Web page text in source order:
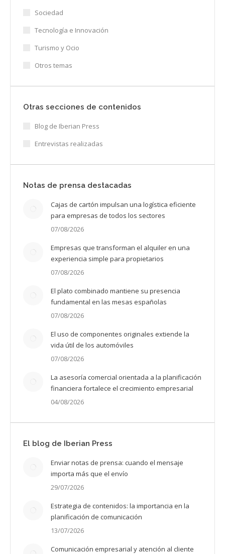
Sociedad
Tecnología e Innovación
Turismo y Ocio
Otros temas
Otras secciones de contenidos
Blog de Iberian Press
Entrevistas realizadas
Notas de prensa destacadas
Cajas de cartón impulsan una logística eficiente
para empresas de todos los sectores
07/08/2026
Empresas que transforman el alquiler en una
experiencia simple para propietarios
07/08/2026
El plato combinado mantiene su presencia
fundamental en las mesas españolas
07/08/2026
El uso de componentes originales extiende la
vida útil de los automóviles
07/08/2026
La asesoría comercial orientada a la planificación
financiera fortalece el crecimiento empresarial
04/08/2026
El blog de Iberian Press
Enviar notas de prensa: cuando el mensaje
importa más que el envío
29/07/2026
Estrategia de contenidos: la importancia en la
planificación de comunicación
13/07/2026
Comunicación empresarial y atención al cliente